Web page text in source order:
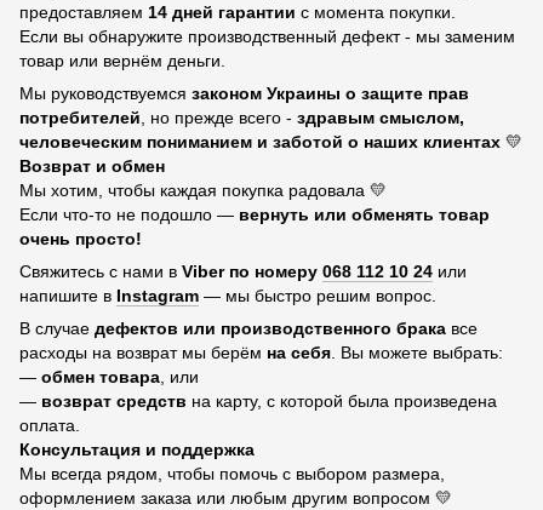
предоставляем 14 дней гарантии с момента покупки.
Если вы обнаружите производственный дефект - мы заменим
товар или вернём деньги.
Мы руководствуемся законом Украины о защите прав
потребителей , но прежде всего - здравым смыслом,
человеческим пониманием и заботой о наших клиентах 💛
Возврат и обмен
Мы хотим, чтобы каждая покупка радовала 💛
Если что-то не подошло — вернуть или обменять товар
очень просто!
Свяжитесь с нами в Viber по номеру 068 112 10 24 или
напишите в Instagram — мы быстро решим вопрос.
В случае дефектов или производственного брака все
расходы на возврат мы берём на себя . Вы можете выбрать:
— обмен товара , или
— возврат средств на карту, с которой была произведена
оплата.
Консультация и поддержка
Мы всегда рядом, чтобы помочь с выбором размера,
оформлением заказа или любым другим вопросом 💛